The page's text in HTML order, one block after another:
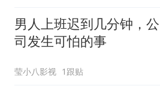
男人上班迟到几分钟，公
司发生可怕的事
莹小八影视 1跟贴